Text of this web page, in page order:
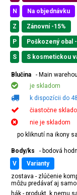
N Na objednávku
Z Zánovní -15%
P Poškozený obal
S S kosmetickou
Blučina
- Main
je skladom
k dispozícii do
čiastočne
nie je skladom
po kliknutí na ikony
Body/ks
- bodová
v
varianty
zostava - zlúčenie
môžu predávať aj
hák - produkt, k nemu